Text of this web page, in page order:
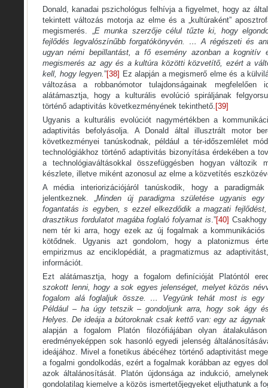
Donald, kanadai pszichológus felhívja a figyelmet, hogy az
tekintett változás motorja az elme és a „kultúraként”
megismerés. „ E munka szerzője célul tűzte ki, hogy
fejlődés legvalószínűbb forgatókönyvén. … A régészeti és
ugyan némi bepillantást, a fő esemény azonban a kognitív
megismerés az agy és a kultúra közötti közvetítő, ezért a
kell, hogy legyen.”[38] Ez alapján a megismerő elme és a
változása a robbanómotor tulajdonságainak megfelelően
alátámasztja, hogy a kulturális evolúció spiráljának
történő adaptivitás következményének tekinthető. [39]
Ugyanis a kulturális evolúciót nagymértékben a
adaptivitás befolyásolja. A Donald által illusztrált motor
következményei tanúskodnak, például a tér-időszemlélet
technológiákhoz történő adaptivitás bizonyítása érdekében a
a technológiaváltásokkal összefüggésben hogyan változik
készlete, illetve miként azonosul az elme a közvetítés
A média interiorizációjáról tanúskodik, hogy a
jelentkeznek. „Minden új paradigma születése ugyanis
fogantatás is egyben, s ezzel elkezdődik a magzati
drasztikus fordulatot magába foglaló folyamat is .”[40]
nem tér ki arra, hogy ezek az új fogalmak a kommunikációs
kötődnek. Ugyanis azt gondolom, hogy a platonizmus
empirizmus az enciklopédiát, a pragmatizmus az
információt.
Ezt alátámasztja, hogy a fogalom definícióját Platóntól
szokott lenni, hogy a sok egyes jelenséget, melyet közös
fogalom alá foglaljuk össze. … Vegyünk tehát most is egy
Például – ha úgy tetszik – gondoljunk arra, hogy sok ágy
Helyes. De ideája a bútoroknak csak kettő van: egy az
alapján a fogalom Platón filozófiájában olyan
eredményeképpen sok hasonló egyedi jelenség
ideájához. Mivel a fonetikus ábécéhez történő adaptivitást
a fogalmi gondolkodás, ezért a fogalmak korábban az egyes
azok általánosítását. Platón újdonsága az indukció,
gondolatilag kiemelve a közös ismertetőjegyeket eljuthatunk a